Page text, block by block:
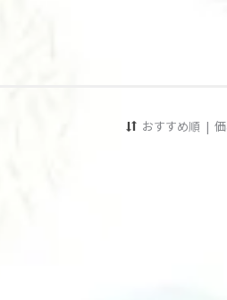
おすすめ順 |